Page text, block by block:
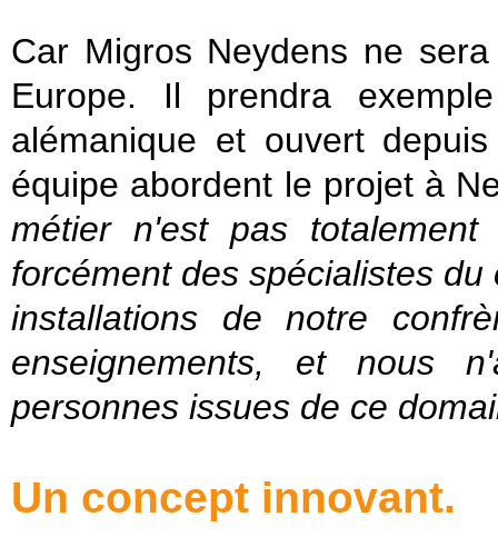
Car Migros Neydens ne
Europe. Il prendra
alémanique et ouvert
équipe abordent le projet à
métier n'est pas
forcément des spécialistes
installations de notre
enseignements, et nous
personnes issues de ce
Un concept innovant.